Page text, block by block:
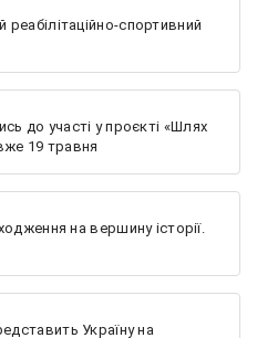
спортивний
до участі у проєкті «Шлях
19 травня
на вершину історії.
Україну на